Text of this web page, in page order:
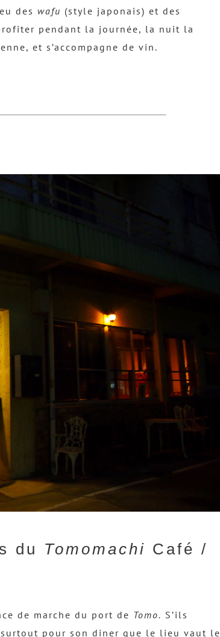
des wafu (style japonais) et des
pendant la journée, la nuit la
et s’accompagne de vin.
du Tomomachi Café /
de marche du port de Tomo. S’ils
pour son diner que le lieu vaut le